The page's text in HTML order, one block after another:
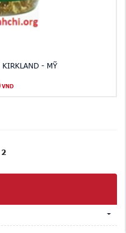
- MỸ
VND
2